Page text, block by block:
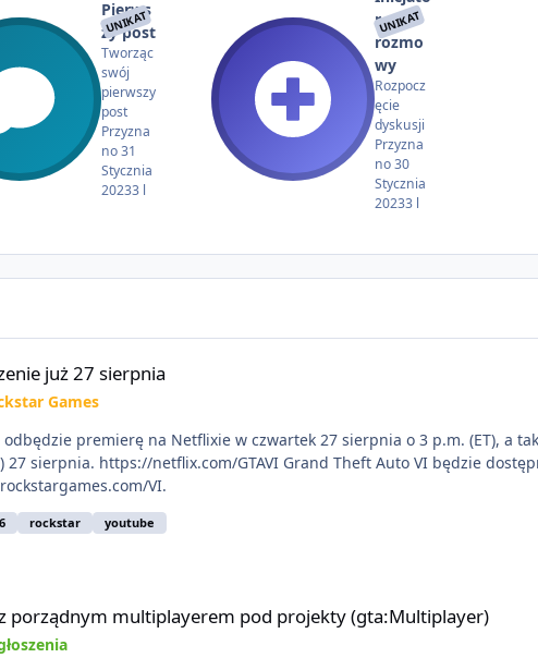
UNIKAT
Pierws
zy post
Tworząc
swój
pierwszy
post
Przyzna
no31
Stycznia
20233 l
UNIKAT
r
rozmo
wy
Rozpocz
ęcie
dyskusji
Przyzna
no30
Stycznia
20233 l
już 27 sierpnia
Games
premierę na Netflixie w czwartek 27 sierpnia o 3 p.m. (ET), a
27 sierpnia. https://netflix.com/GTAVI Grand Theft Auto VI będzie
VI.
rockstar youtube
porządnym multiplayerem pod projekty (gta:Multiplayer)